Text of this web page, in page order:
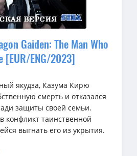
Gaiden: The Man Who
[EUR/ENG/2023]
якудза, Казума Кирю
смерть и отказался
защиты своей семьи.
конфликт таинственной
выгнать его из укрытия.